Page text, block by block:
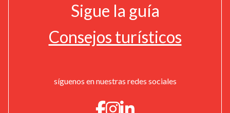
Sigue la guía
Consejos turísticos
síguenos en nuestras redes sociales